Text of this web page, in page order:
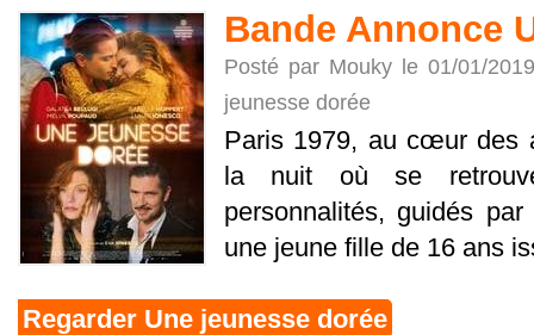
Bande Annonce
Posté par Mouky le 01/01/
jeunesse dorée
Paris 1979, au cœur des
la nuit où se
personnalités, guidés
une jeune fille de 16 ans
Regarder Une jeunesse dorée